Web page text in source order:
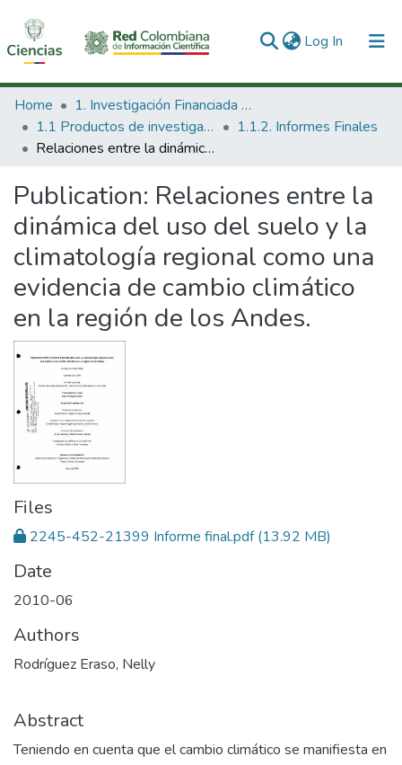
Log In (current)
Communities & Collections
All of DSpace
Home
1. Investigación Financiada con Recursos Públicos
1.1 Productos de investigación
1.1.2. Informes Finales
Relaciones entre la dinámica del uso del suelo y la climatología regional como una evidencia de cambio climático en la región de los Andes.
Publication: Relaciones entre la
dinámica del uso del suelo y la
climatología regional como una
evidencia de cambio climático
en la región de los Andes.
Files
2245-452-21399 Informe final.pdf(13.92 MB)
Date
2010-06
Authors
Rodríguez Eraso, Nelly
Abstract
Teniendo en cuenta que el cambio climático se manifiesta en